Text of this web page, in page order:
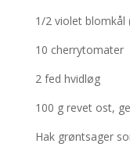
1/2 violet blomkål
10 cherrytomater
2 fed hvidløg
100 g revet ost,
Hak grøntsager